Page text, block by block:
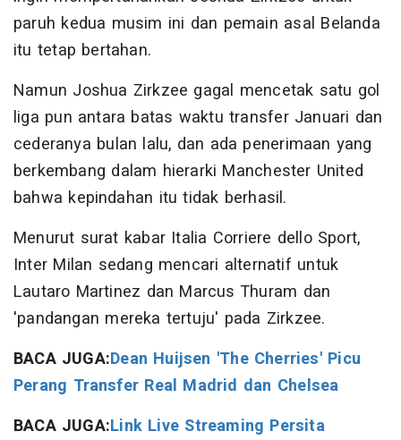
paruh kedua musim ini dan pemain asal Belanda
itu tetap bertahan.
Namun Joshua Zirkzee gagal mencetak satu gol
liga pun antara batas waktu transfer Januari dan
cederanya bulan lalu, dan ada penerimaan yang
berkembang dalam hierarki Manchester United
bahwa kepindahan itu tidak berhasil.
Menurut surat kabar Italia Corriere dello Sport,
Inter Milan sedang mencari alternatif untuk
Lautaro Martinez dan Marcus Thuram dan
'pandangan mereka tertuju' pada Zirkzee.
BACA JUGA:Dean Huijsen 'The Cherries' Picu
Perang Transfer Real Madrid dan Chelsea
BACA JUGA:Link Live Streaming Persita